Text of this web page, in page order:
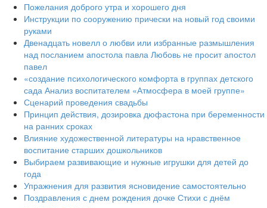
Пожелания доброго утра и хорошего дня
Инструкции по сооружению прически на новый год своими
руками
Двенадцать новелл о любви или избранные размышления
над посланием апостола павла Любовь не просит апостол
павел
«создание психологического комфорта в группах детского
сада Анализ воспитателем «Атмосфера в моей группе»
Сценарий проведения свадьбы
Принцип действия, дозировка дюфастона при беременности
на ранних сроках
Влияние художественной литературы на нравственное
воспитание старших дошкольников
Выбираем развивающие и нужные игрушки для детей до
года
Упражнения для развития ясновидение самостоятельно
Поздравления с днем рождения дочке Стихи с днём